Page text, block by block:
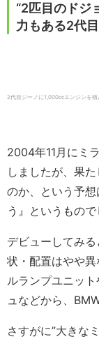
“2匹目のドジ
力もある2代目
2代目ジーノに1,000ccエンジンを
2004年11月にミ
しましたが、果
のか、という予
う』というもので
デビューしてみ
状・配置はやや
ルランプユニッ
ュなどから、
さすがに”大きな